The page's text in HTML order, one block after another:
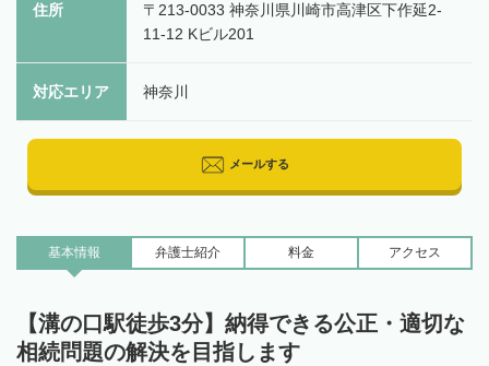
住所
〒213-0033 神奈川県川崎市高津区下作延2-
11-12 Kビル201
対応エリア 神奈川
メールする
基本情報 弁護士紹介 料金 アクセス
【溝の口駅徒歩3分】納得できる公正・適切な
相続問題の解決を目指します